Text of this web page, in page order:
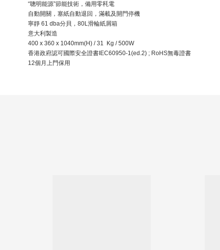
“聰明能源”節能技術，備用零秏電
自動開關，塞紙自動退回，滿載及開門停機
寧靜 61 dba分貝，80L滑輪紙屑箱
意大利製造
400 x 360 x 1040mm(H) / 31 Kg / 500W
香港政府認可國際安全證書IEC60950-1(ed.2) ; RoHS無毒證書
12個月上門保用